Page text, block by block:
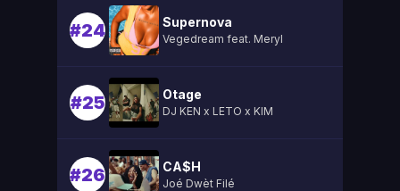
#24 Supernova
Vegedream feat. Meryl
#25 Otage
DJ KEN x LETO x KIM
#26 CA$H
Joé Dwèt Filé